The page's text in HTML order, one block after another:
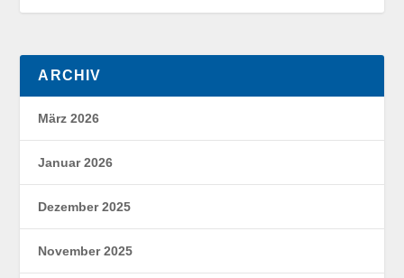
ARCHIV
März 2026
Januar 2026
Dezember 2025
November 2025